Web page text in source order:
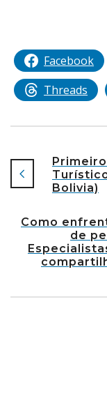
Facebook
Threads
Bolivia)
Como
de